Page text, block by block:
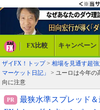
FX比較 キャンペーン
ザイFX！トップ> 相場を見通す超
マーケット日記」
> ユーロは今年の
向に注意
最狭水準スプレッド